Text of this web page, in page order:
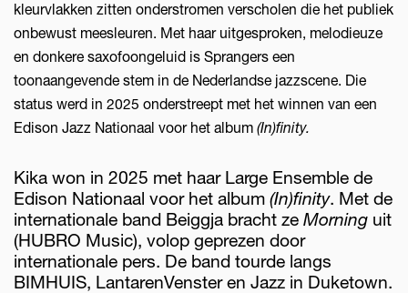
kleurvlakken zitten onderstromen verscholen die het publiek
onbewust meesleuren. Met haar uitgesproken, melodieuze
en donkere saxofoongeluid is Sprangers een
toonaangevende stem in de Nederlandse jazzscene. Die
status werd in 2025 onderstreept met het winnen van een
Edison Jazz Nationaal voor het album (In)finity.
Kika won in 2025 met haar Large Ensemble de
Edison Nationaal voor het album (In)finity. Met de
internationale band Beiggja bracht ze Morning uit
(HUBRO Music), volop geprezen door
internationale pers. De band tourde langs
BIMHUIS, LantarenVenster en Jazz in Duketown.